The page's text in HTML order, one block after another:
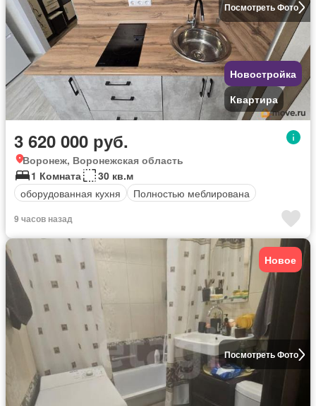
Посмотреть Фото
Новостройка
Квартира
3 620 000 руб.
Воронеж, Воронежская область
1 Комната
30 кв.м
оборудованная кухня
Полностью меблирована
9 часов назад
Посмотреть Фото
Новое